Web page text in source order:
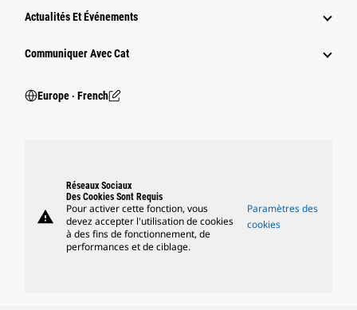
Actualités Et Événements
Communiquer Avec Cat
Europe ‧ French
warning
Réseaux Sociaux
Des Cookies Sont Requis
Pour activer cette fonction, vous
devez accepter l'utilisation de cookies
à des fins de fonctionnement, de
performances et de ciblage.
Paramètres des
cookies